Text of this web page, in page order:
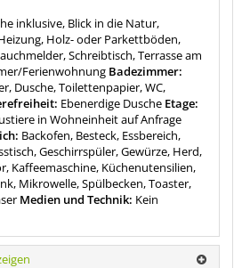
inklusive, Blick in die Natur,
Holz- oder Parkettböden,
Schreibtisch, Terrasse am
Ferienwohnung Badezimmer:
Dusche, Toilettenpapier, WC,
Ebenerdige Dusche Etage:
in Wohneinheit auf Anfrage
Backofen, Besteck, Essbereich,
Geschirrspüler, Gewürze, Herd,
Kaffeemaschine, Küchenutensilien,
Mikrowelle, Spülbecken, Toaster,
Medien und Technik: Kein